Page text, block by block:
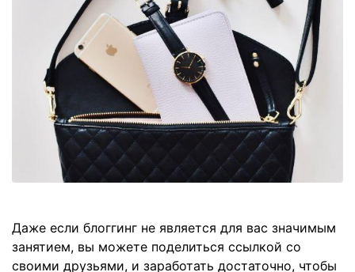
Даже если блоггинг не является для вас значимым
занятием, вы можете поделиться ссылкой со
своими друзьями, и заработать достаточно, чтобы